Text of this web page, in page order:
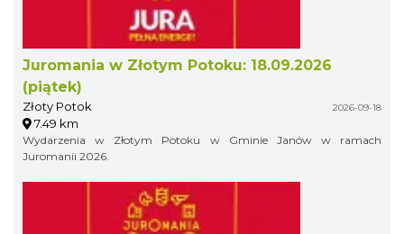
Juromania w Złotym Potoku: 18.09.2026
(piątek)
Złoty Potok 2026-09-18
7.49 km
Wydarzenia w Złotym Potoku w Gminie Janów w ramach
Juromanii 2026.